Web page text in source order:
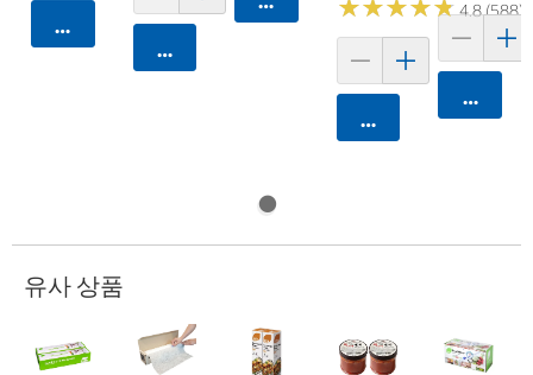
카트에 담기
카트에 담기
★★★★★
★★★★★4.8 (588)
카트에 담기
카트에
유사 상품